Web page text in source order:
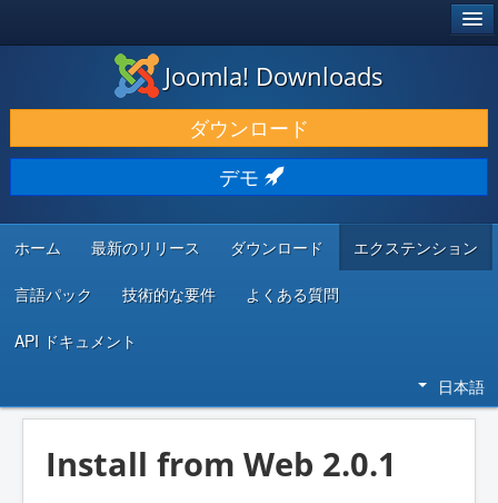
ダウンロードと機能拡張
発見と学び
コミュニティとサポート
開発者向けリソース
Joomla! Downloads
ダウンロード
デモ
ホーム 最新のリリース ダウンロード エクステンション
言語パック 技術的な要件 よくある質問
API ドキュメント
日本語
Install from Web 2.0.1